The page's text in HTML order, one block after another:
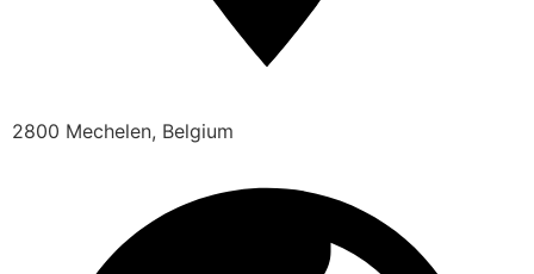
2800 Mechelen, Belgium